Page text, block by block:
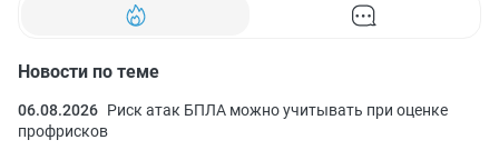
Новости по теме
06.08.2026 Риск атак БПЛА можно учитывать при оценке
профрисков